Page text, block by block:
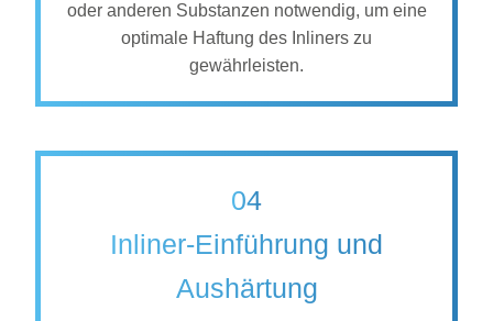
oder anderen Substanzen notwendig, um eine
optimale Haftung des Inliners zu
gewährleisten.
04
Inliner-Einführung und
Aushärtung